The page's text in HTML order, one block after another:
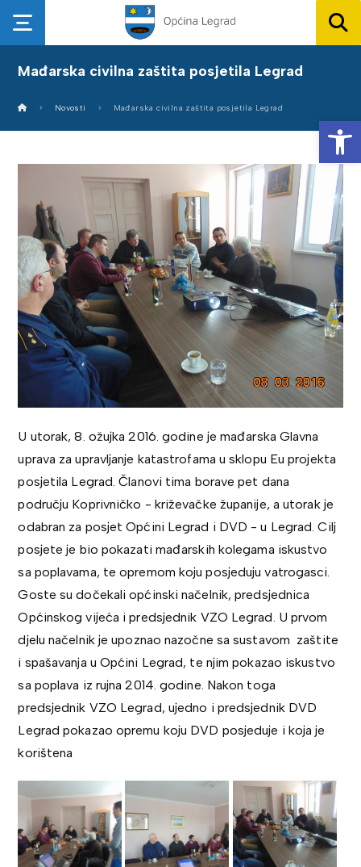
Mađarska civilna zaštita posjetila Legrad
Novosti Mađarska civilna zaštita posjetila Legrad
U utorak, 8. ožujka 2016. godine je mađarska Glavna
uprava za upravljanje katastrofama u sklopu Eu projekta
posjetila Legrad. Članovi tima borave pet dana
području Koprivničko - križevačke županije, a utorak je
odabran za posjet Općini Legrad i DVD - u Legrad. Cilj
posjete je bio pokazati mađarskih kolegama iskustvo
sa poplavama, te opremom koju posjeduju vatrogasci.
Goste su dočekali općinski načelnik, predsjednica
Općinskog vijeća i predsjednik VZO Legrad. U prvom
djelu načelnik je upoznao nazočne sa sustavom zaštite
i spašavanja u Općini Legrad, te njim pokazao iskustvo
sa poplava iz rujna 2014. godine. Nakon toga
predsjednik VZO Legrad, ujedno i predsjednik DVD
Legrad pokazao opremu koju DVD posjeduje i koja je
korištena